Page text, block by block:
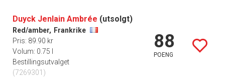
Duyck Jenlain Ambrée (utsolgt)
Red/amber, Frankrike
Pris: 89.90 kr
Volum: 0.75 l
Bestillingsutvalget
(7269301)
88
POENG